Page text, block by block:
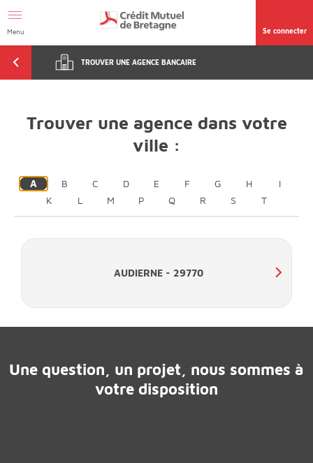
page accessibilité
Menu Se connecter
TROUVER UNE AGENCE BANCAIRE
Trouver une agence dans votre
ville :
A B C D E F G H
I
K
L M P Q R S T
AUDIERNE - 29770
Une question, un projet, nous sommes à
votre disposition